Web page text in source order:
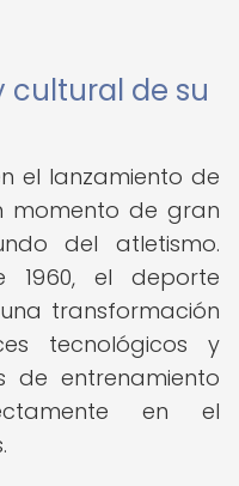
cultural de su
el lanzamiento de
momento de gran
del atletismo.
el deporte
transformación
tecnológicos y
de entrenamiento
en el